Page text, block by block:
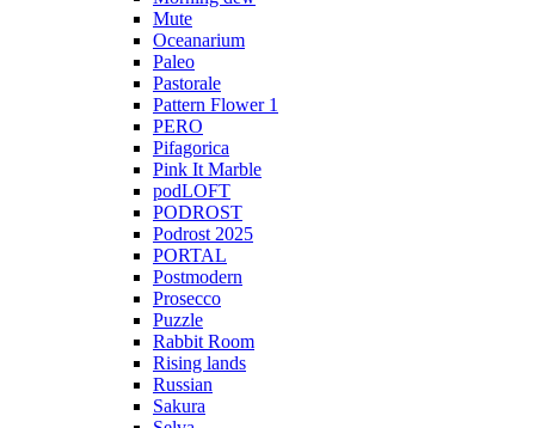
Mute
Oceanarium
Paleo
Pastorale
Pattern Flower 1
PERO
Pifagorica
Pink It Marble
podLOFT
PODROST
Podrost 2025
PORTAL
Postmodern
Prosecco
Puzzle
Rabbit Room
Rising lands
Russian
Sakura